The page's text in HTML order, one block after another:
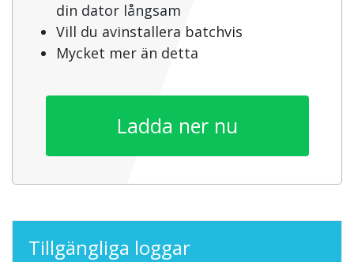
din dator långsam
Vill du avinstallera batchvis
Mycket mer än detta
Ladda ner nu
Tillgängliga loggar